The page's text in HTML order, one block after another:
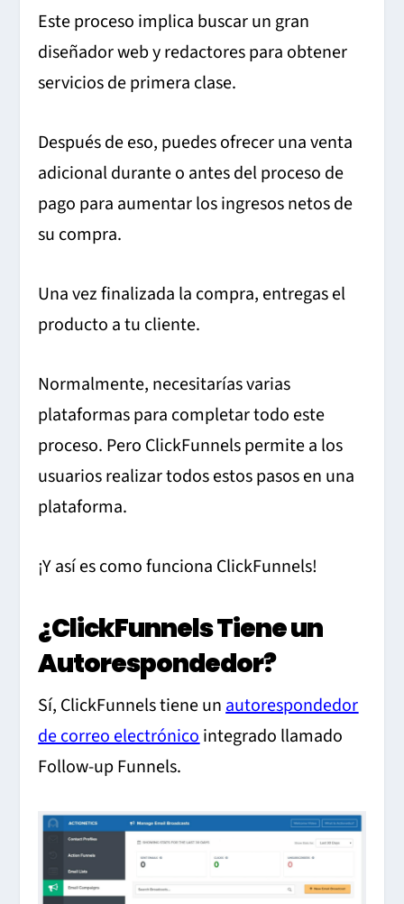
Este proceso implica buscar un gran
diseñador web y redactores para obtener
servicios de primera clase.
Después de eso, puedes ofrecer una venta
adicional durante o antes del proceso de
pago para aumentar los ingresos netos de
su compra.
Una vez finalizada la compra, entregas el
producto a tu cliente.
Normalmente, necesitarías varias
plataformas para completar todo este
proceso. Pero ClickFunnels permite a los
usuarios realizar todos estos pasos en una
plataforma.
¡Y así es como funciona ClickFunnels!
¿ClickFunnels Tiene un
Autorespondedor?
Sí, ClickFunnels tiene unautorespondedor
de correo electrónicointegrado llamado
Follow-up Funnels.